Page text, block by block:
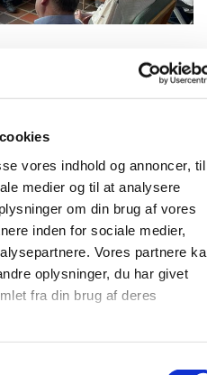
vores indhold og annoncer, til
medier og til at analysere
om din brug af vores
inden for sociale medier,
Vores partnere
oplysninger, du har givet
fra din brug af deres
der mødes mandag
i grupper og hyggeligt
mereHER